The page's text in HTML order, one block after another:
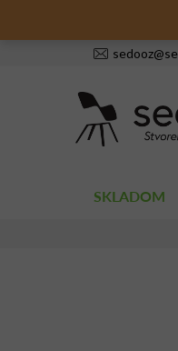
sedooz@
SKLADOM